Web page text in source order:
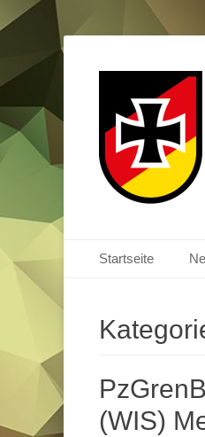
Primäres
Inhalt
Startseite
(WIS)